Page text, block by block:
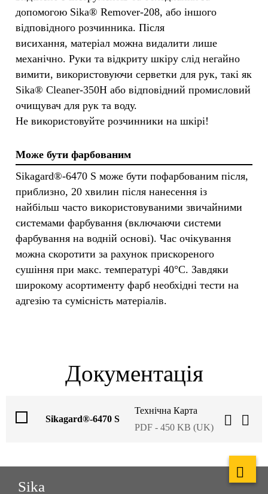
допомогою Sika® Remover-208, або іншого
відповідного розчинника. Після
висихання, матеріал можна видалити лише
механічно. Руки та відкриту шкіру слід негайно
вимити, використовуючи серветки для рук, такі як
Sika® Cleaner-350H або відповідний промисловий
очищувач для рук та воду.
Не використовуйте розчинники на шкірі!
Може бути фарбованим
Sikagard®-6470 S може бути пофарбованим після,
приблизно, 20 хвилин після нанесення із
найбільш часто використовуваними звичайними
системами фарбування (включаючи системи
фарбування на водній основі). Час очікування
можна скоротити за рахунок прискореного
сушіння при макс. температурі 40°C. Завдяки
широкому асортименту фарб необхідні тести на
адгезію та сумісність матеріалів.
Документація
Sikagard®-6470 S
Технічна Карта
PDF - 450 KB (UK)
Sika